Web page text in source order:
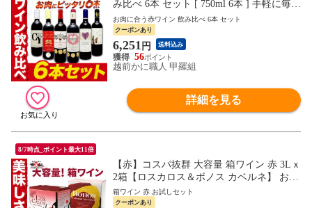
み比べ 6本 セット [ 750ml 6本 ] 手軽に毎日
飲めるお得な デイリーワイン！ フルボデ
ィ フランス ボルドー チリ オーストラリア
コスパ お祝い パーティー おもてなし 送料
無料
お肉に合う赤ワイン 飲み比べ 6本 セット
クーポンあり
6,251 円 送料込み
56
越前かに職人 甲羅組
詳細を見る
8/7時点_ポイント最大11倍
【赤】コスパ抜群 大容量 箱ワイン 赤 3Lｘ
2箱【ロスカロス＆ボノス カベルネ】 お手
頃価格で毎日美味しく飲める バッグインボ
ックスワイン イベント パーティ お祝い ク
箱ワイン 赤 お試しセット
クーポンあり